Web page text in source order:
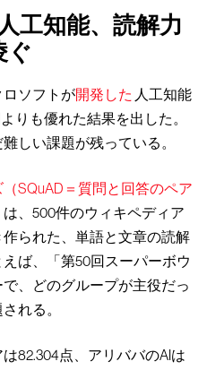
工知能、読解力
ぐ
ロソフトが開発した 人工知能
りも優れた結果を出した。
しい課題が残っている。
（SQuAD＝質問と回答のペア
は、500件のウィキペディア
作られた、単語と文章の読解
ば、「第50回スーパーボウ
、どのグループが主役だっ
れる。
82.304点、アリババのAIは